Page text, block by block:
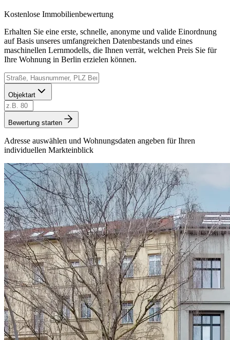
Kostenlose Immobilienbewertung
Erhalten Sie eine erste, schnelle, anonyme und valide Einordnung
auf Basis unseres umfangreichen Datenbestands und eines
maschinellen Lernmodells, die Ihnen verrät, welchen Preis Sie für
Ihre Wohnung in Berlin erzielen können.
Objektart
Bewertung starten
Adresse auswählen und Wohnungsdaten angeben für Ihren
individuellen Markteinblick